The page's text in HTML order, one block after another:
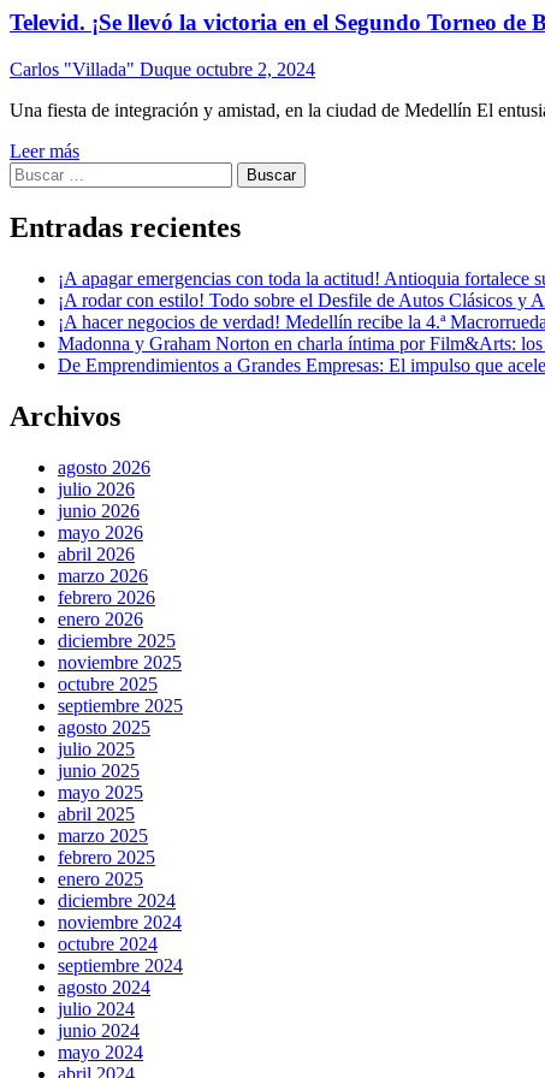
Televid. ¡Se llevó la victoria en el Segundo Torneo de
Carlos "Villada" Duque octubre 2, 2024
Una fiesta de integración y amistad, en la ciudad de Medellín El
Leer más
Buscar:
Entradas recientes
¡A apagar emergencias con toda la actitud! Antioquia fortalece
¡A rodar con estilo! Todo sobre el Desfile de Autos Clásicos y
¡A hacer negocios de verdad! Medellín recibe la 4.ª
Madonna y Graham Norton en charla íntima por Film&Arts: los
De Emprendimientos a Grandes Empresas: El impulso que
Archivos
agosto 2026
julio 2026
junio 2026
mayo 2026
abril 2026
marzo 2026
febrero 2026
enero 2026
diciembre 2025
noviembre 2025
octubre 2025
septiembre 2025
agosto 2025
julio 2025
junio 2025
mayo 2025
abril 2025
marzo 2025
febrero 2025
enero 2025
diciembre 2024
noviembre 2024
octubre 2024
septiembre 2024
agosto 2024
julio 2024
junio 2024
mayo 2024
abril 2024